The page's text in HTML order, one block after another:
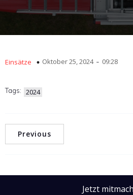
Einsätze Oktober 25, 2024 - 09:28
Tags: 2024
Previous
Jetzt